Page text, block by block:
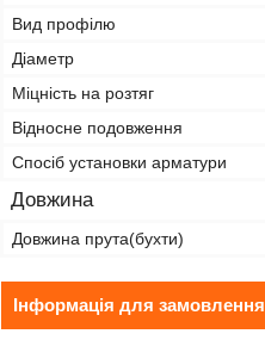
Вид профілю
Діаметр
Міцність на розтяг
Відносне подовження
Спосіб установки арматури
Довжина
Довжина прута(бухти)
Інформація для замовлення